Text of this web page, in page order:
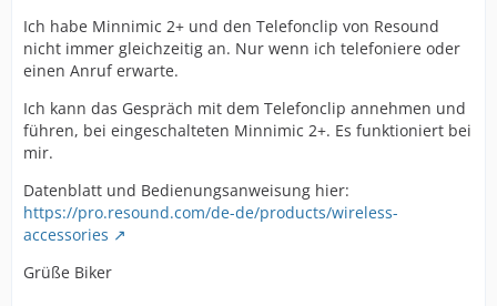
Ich habe Minnimic 2+ und den Telefonclip von Resound
nicht immer gleichzeitig an. Nur wenn ich telefoniere oder
einen Anruf erwarte.
Ich kann das Gespräch mit dem Telefonclip annehmen und
führen, bei eingeschalteten Minnimic 2+. Es funktioniert bei
mir.
Datenblatt und Bedienungsanweisung hier:
https://pro.resound.com/de-de/products/wireless-
accessories
Grüße Biker